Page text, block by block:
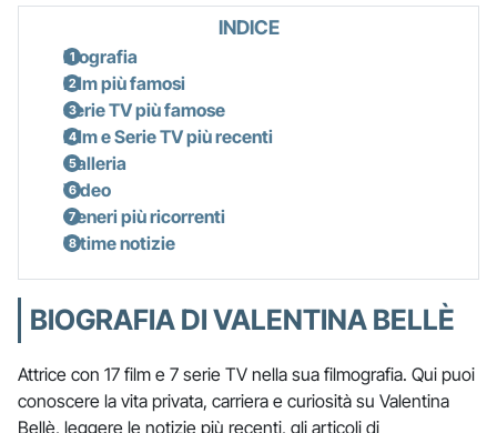
INDICE
Biografia
Film più famosi
Serie TV più famose
Film e Serie TV più recenti
Galleria
Video
Generi più ricorrenti
Ultime notizie
BIOGRAFIA DI VALENTINA BELLÈ
Attrice con 17 film e 7 serie TV nella sua filmografia. Qui puoi
conoscere la vita privata, carriera e curiosità su Valentina
Bellè, leggere le notizie più recenti, gli articoli di